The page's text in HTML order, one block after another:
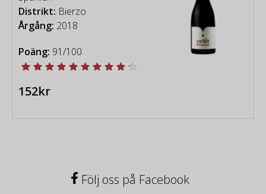
Distrikt: Bierzo
Årgång: 2018
Poäng: 91/100
152kr
Följ oss på Facebook